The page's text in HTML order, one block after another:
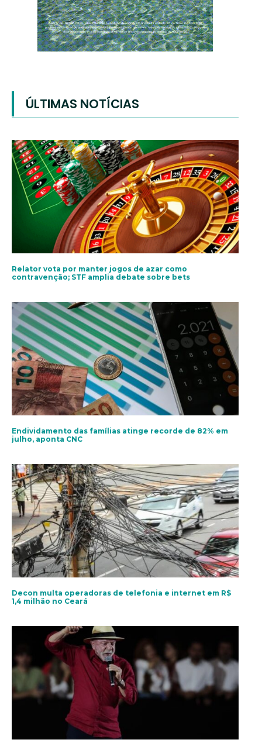
ÚLTIMAS NOTÍCIAS
Relator vota por manter jogos de azar como
contravenção; STF amplia debate sobre bets
Endividamento das famílias atinge recorde de 82% em
julho, aponta CNC
Decon multa operadoras de telefonia e internet em R$
1,4 milhão no Ceará